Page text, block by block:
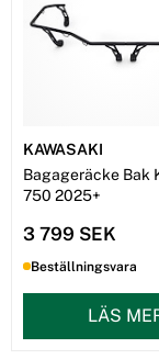
KAWASAKI
Bagageräcke Bak
750 2025+
3 799 SEK
Beställningsvara
LÄS